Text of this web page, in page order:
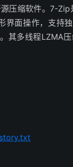
压缩软件。7-
界面操作，支持
其多线程LZMA